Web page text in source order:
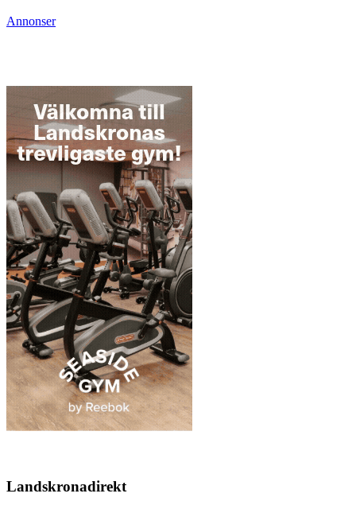
Annonser
Landskronadirekt